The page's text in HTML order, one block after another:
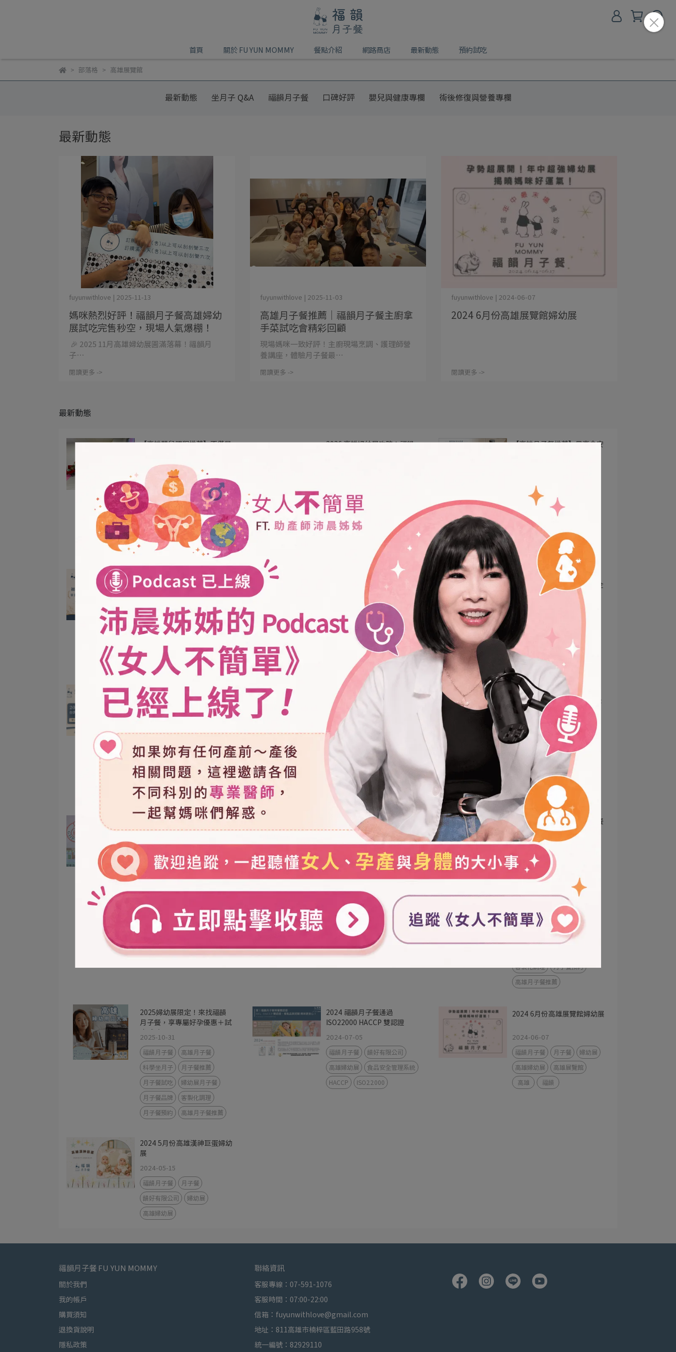
首頁 關於 FU YUN MOMMY 餐點介紹 網路商店 最新動態 預約試吃
部落格 高雄展覽館
最新動態 坐月子 Q&A 福韻月子餐 口碑好評 嬰兒與健康專欄 術後修復與營養專欄
最新動態
媽咪熱烈好評！福韻月子餐高雄婦幼
展試吃完售秒空，現場人氣爆棚！
fuyunwithlove | 2025-11-13
🎉 2025 11月高雄婦幼展圓滿落幕！福韻月
子⋯
閱讀更多 ->
高雄月子餐推薦｜福韻月子餐主廚拿
手菜試吃會精彩回顧
fuyunwithlove | 2025-11-03
現場媽咪一致好評！主廚現場烹調、護理師營
養講座，體驗月子餐最⋯
閱讀更多 ->
2024 6月份高雄展覽館婦幼展
fuyunwithlove | 2024-06-07
閱讀更多 ->
最新動態
【高雄嬰兒課程推薦】不僅是
韻 IAIM 國際嬰幼兒按摩講師
親自授課，用撫觸建立最美依
附關係
2026-07-31
嬰兒按摩
IAIM國際嬰幼兒按摩
嬰兒課程
依附關係
高雄嬰兒課程
希恩之家
親子互動
腸絞痛舒緩
高雄母嬰照護
2026 高雄婦幼展攻略！福韻
高雄月子餐
北高雄月子餐
孕媽咪指南
【高雄月子餐推薦】最高食安
高雄月子餐推薦
高雄坐月子
HACCP認證
ISO22000認證
北高雄月子餐
母嬰食安
【高雄月子餐推薦】母嬰界奧
斯卡！福韻月子餐連續三屆榮
獲「金孕獎」肯定，用最高標
準守護產後媽咪
2026-06-05
金孕獎
月子餐試吃
高雄月子餐推薦
產後調理
品牌榮耀
母嬰大賞
【高雄月子餐推薦】跨界榮
耀！福韻月子餐榮獲英國
「Restaurant Guru」國際推
薦獎，用世界級美味守護產後
月子餐試吃
高雄月子餐推薦
產後調理
品牌榮耀
高雄坐月子
Restaurant Guru
小產調理怎麼做？流產原因、
小月子注意事項與飲食禁忌全
指南｜福韻月子餐
2026-05-21
福韻月子餐
流產
小月子
小產調理
小月子注意事項
小產餐推薦
【2026生育補助全攻略】中
央10萬加碼與育嬰假新制懶人
包，給媽咪最溫暖的產後神隊
友
2026-05-16
產後調理
2026生育補助
2026育嬰假新制
中央10萬生育津貼
產檢補助
育嬰留職停薪
育兒津貼
【高雄月子餐推薦】福韻月子
餐 x 高醫岡山院慶，溫馨直擊
媽咪的產後神隊友
2026-05-10
高雄月子餐
月子餐推薦
產後調理
寶寶爬行比賽
品牌活動
【 高雄月子餐推薦 】狂賀！
福韻月子餐榮獲 2026 市府綠
色友善餐盒優選
2026-04-28
高雄月子餐 月子餐推薦
專為媽咪把關的高標準！福韻
月子餐榮獲衛生 GHP「優
2025-12-02
福韻月子餐
韻好有限公司
高雄月子餐
科學坐月子
月子餐推薦
高雄月子餐推薦
GHP
衛生局評鑑
媽咪熱烈好評！福韻月子餐高
雄婦幼展試吃完售秒空，現場
2025-11-13
福韻月子餐
婦科手術餐
高雄婦幼展
高雄展覽館
高雄月子餐
科學坐月子
月子餐推薦
月子餐試吃
婦幼展月子餐
客製化調理
月子餐預約
高雄月子餐推薦
高雄月子餐推薦｜福韻月子餐
主廚拿手菜試吃會精彩回顧
2025-11-03
福韻月子餐
小產調理餐
營養健康餐
月子餐
高雄婦幼展
福韻
高雄月子餐
科學坐月子
護理
月子餐推薦
客製化調理
月子餐預約
高雄月子餐推薦
2025婦幼展限定！來找福韻
月子餐，享專屬好孕優惠＋試
吃體驗
2025-10-31
福韻月子餐
高雄月子餐
科學坐月子
月子餐推薦
月子餐試吃
婦幼展月子餐
月子餐品牌
客製化調理
月子餐預約
高雄月子餐推薦
2024 福韻月子餐通過
ISO22000 HACCP 雙認證
2024-07-05
福韻月子餐
韻好有限公司
高雄婦幼展
食品安全管理系統
HACCP
ISO22000
2024 6月份高雄展覽館婦幼展
2024-06-07
福韻月子餐 月子餐
婦幼展
高雄婦幼展
高雄展覽館
高雄
福韻
2024 5月份高雄漢神巨蛋婦幼
展
2024-05-15
福韻月子餐
月子餐
韻好有限公司
婦幼展
高雄婦幼展
福韻月子餐 FU YUN MOMMY
關於我們
我的帳戶
購買須知
退換貨說明
隱私政策
聯絡資訊
客服專線：07-591-1076
客服時間：07:00-22:00
信箱：fuyunwithlove@gmail.com
地址：811高雄市楠梓區藍田路958號
統一編號：82929110